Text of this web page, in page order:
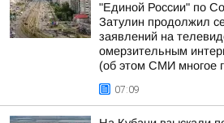
"Единой России" по
Затулин продолжил
заявлений на
омерзительным
(об этом СМИ многое
07:09